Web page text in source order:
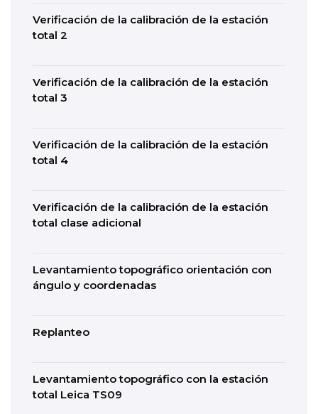
Verificación de la calibración de la estación
total 2
Verificación de la calibración de la estación
total 3
Verificación de la calibración de la estación
total 4
Verificación de la calibración de la estación
total clase adicional
Levantamiento topográfico orientación con
ángulo y coordenadas
Replanteo
Levantamiento topográfico con la estación
total Leica TS09